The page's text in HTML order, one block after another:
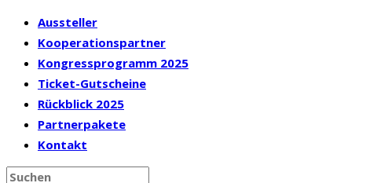
Aussteller
Kooperationspartner
Kongressprogramm 2025
Ticket-Gutscheine
Rückblick 2025
Partnerpakete
Kontakt